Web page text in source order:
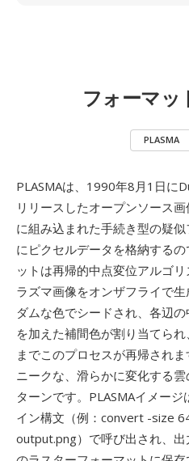
フォーマッ
PLASMA
PLASMAは、1990年8月1日に
リリースしたオープンソース
に組み込まれた手続き型の疑
にピクセルデータを格納する
ットは再帰的中点変位アルゴ
ラズマ画像をオンザフライで
ダムな色でシードされ、各辺
を加えた補間色が割り当てら
までこのプロセスが再帰され
ニークな、滑らかに変化する
ターンです。PLASMAイメー
イン構文（例：convert -size
output.png）で呼び出され、